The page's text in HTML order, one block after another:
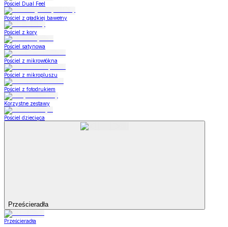
Pościel Dual Feel
Pościel z gładkiej bawełny
Pościel z kory
Pościel satynowa
Pościel z mikrowłókna
Pościel z mikropluszu
Pościel z fotodrukiem
Korzystne zestawy
Pościel dziecięca
Prześcieradła
Prześcieradła